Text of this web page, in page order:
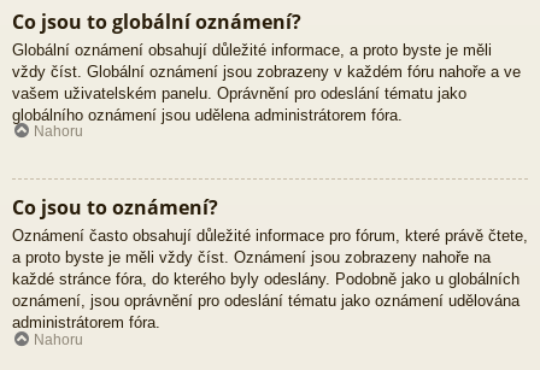
Co jsou to globální oznámení?
Globální oznámení obsahují důležité informace, a proto byste je měli
vždy číst. Globální oznámení jsou zobrazeny v každém fóru nahoře a ve
vašem uživatelském panelu. Oprávnění pro odeslání tématu jako
globálního oznámení jsou udělena administrátorem fóra.
Nahoru
Co jsou to oznámení?
Oznámení často obsahují důležité informace pro fórum, které právě čtete,
a proto byste je měli vždy číst. Oznámení jsou zobrazeny nahoře na
každé stránce fóra, do kterého byly odeslány. Podobně jako u globálních
oznámení, jsou oprávnění pro odeslání tématu jako oznámení udělována
administrátorem fóra.
Nahoru